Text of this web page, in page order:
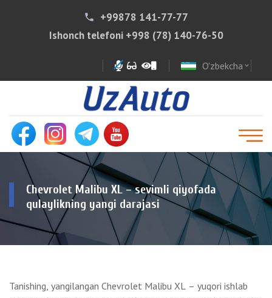
phone
+99878 141-77-77
Ishonch telefoni +998 (78) 140-76-50
O'zbekcha expand_more
Chevrolet Malibu XL – sevimli qiyofada
qulaylikning yangi darajasi
Tanishing, yangilangan Chevrolet Malibu XL – yuqori ishlab